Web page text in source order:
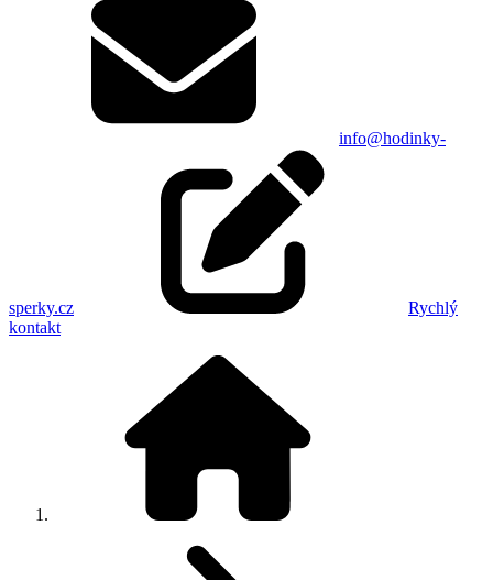
info@hodinky-
sperky.cz
Rychlý
kontakt